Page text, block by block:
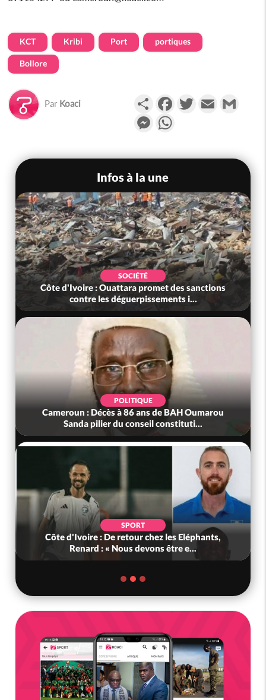
KCT Kribi Port portiques
Bollore
Par Koaci PartagerFacebookTwitterEmail
Messenger
Infos à la une
SOCIÉTÉ
Côte d'Ivoire : Ouattara promet des sanctions
contre les déguerpissements i...
POLITIQUE
Cameroun : Décès à 86 ans de BAH Oumarou
Sanda pilier du conseil constituti...
SPORT
Côte d'Ivoire : De retour chez les Eléphants,
Renard : « Nous devons être e...